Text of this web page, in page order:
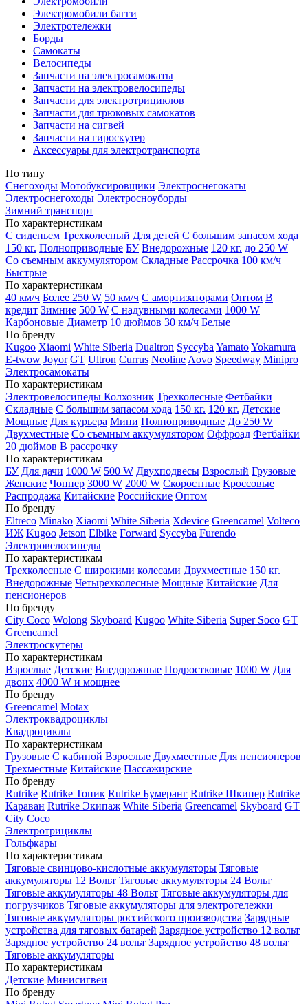
Электромобили багги
Электротележки
Борды
Самокаты
Велосипеды
Запчасти на электросамокаты
Запчасти на электровелосипеды
Запчасти для электротрициклов
Запчасти для трюковых самокатов
Запчасти на сигвей
Запчасти на гироскутер
Аксессуары для электротранспорта
По типу
Снегоходы Мотобуксировщики Электроснегокаты
Электроснегоходы Электросноуборды
Зимний транспорт
По характеристикам
С сиденьем Трехколесный Для детей С большим запасом хода
150 кг. Полноприводные БУ Внедорожные 120 кг. до 250 W
Со съемным аккумулятором Складные Рассрочка 100 км/ч
Быстрые
По характеристикам
40 км/ч Более 250 W 50 км/ч С амортизаторами Оптом В
кредит Зимние 500 W С надувными колесами 1000 W
Карбоновые Диаметр 10 дюймов 30 км/ч Белые
По бренду
Kugoo Xiaomi White Siberia Dualtron Syccyba YamatoYokamura
E-twow Joyor GT Ultron Currus Neoline Aovo Speedway Minipro
Электросамокаты
По характеристикам
Электровелосипеды Колхозник Трехколесные Фетбайки
Складные С большим запасом хода 150 кг. 120 кг. Детские
Мощные Для курьера Мини Полноприводные До 250 W
Двухместные Со съемным аккумулятором Оффроад Фетбайки
20 дюймов В рассрочку
По характеристикам
БУ Для дачи 1000 W 500 W Двухподвесы Взрослый Грузовые
Женские Чоппер 3000 W 2000 W Скоростные Кроссовые
Распродажа Китайские Российские Оптом
По бренду
Eltreco Minako Xiaomi White Siberia Xdevice Greencamel Volteco
ИЖ Kugoo Jetson Elbike Forward Syccyba Furendo
Электровелосипеды
По характеристикам
Трехколесные С широкими колесами Двухместные 150 кг.
Внедорожные Четырехколесные Мощные Китайские Для
пенсионеров
По бренду
City Coco Wolong Skyboard Kugoo White Siberia Super Soco GT
Greencamel
Электроскутеры
По характеристикам
Взрослые Детские Внедорожные Подростковые 1000 W Для
двоих 4000 W и мощнее
По бренду
Greencamel Motax
Электроквадроциклы
Квадроциклы
По характеристикам
Грузовые С кабиной Взрослые Двухместные Для пенсионеров
Трехместные Китайские Пассажирские
По бренду
Rutrike Rutrike Топик Rutrike Бумеранг Rutrike Шкипер Rutrike
Караван Rutrike Экипаж White Siberia Greencamel Skyboard GT
City Coco
Электротрициклы
Гольфкары
По характеристикам
Тяговые свинцово-кислотные аккумуляторы Тяговые
аккумуляторы 12 Вольт Тяговые аккумуляторы 24 Вольт
Тяговые аккумуляторы 48 Вольт Тяговые аккумуляторы для
погрузчиков Тяговые аккумуляторы для электротележки
Тяговые аккумуляторы российского производства Зарядные
устройства для тяговых батарей Зарядное устройство 12 вольт
Зарядное устройство 24 вольт Зарядное устройство 48 вольт
Тяговые аккумуляторы
По характеристикам
Детские Минисигвеи
По бренду